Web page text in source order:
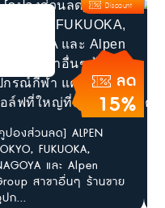
ลด
15%
Discount
ปองส่วนลด] ALPEN
FUKUOKA,
และ Alpen
สาขาอื่นๆ ร้านขาย
ก...